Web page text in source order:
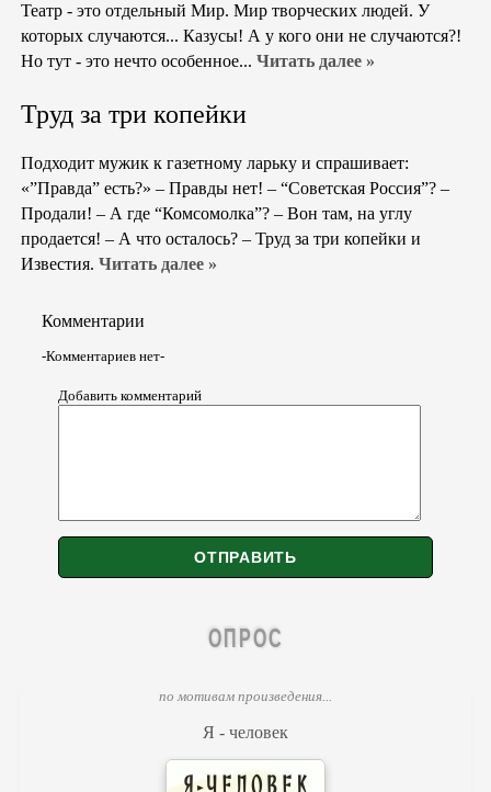
Театр - это отдельный Мир. Мир творческих людей. У
которых случаются... Казусы! А у кого они не случаются?!
Но тут - это нечто особенное... Читать далее »
Труд за три копейки
Подходит мужик к газетному ларьку и спрашивает:
«”Правда” есть?» – Правды нет! – “Советская Россия”? –
Продали! – А где “Комсомолка”? – Вон там, на углу
продается! – А что осталось? – Труд за три копейки и
Известия. Читать далее »
Комментарии
-Комментариев нет-
Добавить комментарий
ОПРОС
по мотивам произведения...
Я - человек